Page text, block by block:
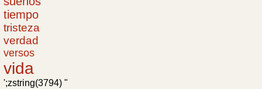
tiempo
tristeza
verdad
versos
vida
';zstring(3794) "